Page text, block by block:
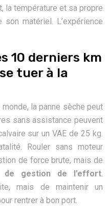
la température et sa propre
matériel. L’expérience
10 derniers km
tuer à la
la panne sèche peut
sans assistance peuvent
sur un VAE de 25 kg.
Rouler sans moteur
de force brute, mais de
de gestion de l’effort.
mais de maintenir un
rentrer à bon port.